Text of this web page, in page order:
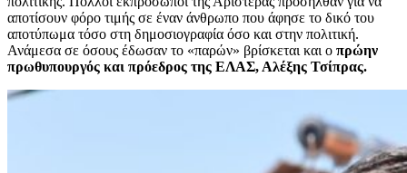
αποτίσουν φόρο τιμής σε έναν άνθρωπο που άφησε το δικό του
αποτύπωμα τόσο στη δημοσιογραφία όσο και στην πολιτική.
Ανάμεσα σε όσους έδωσαν το «παρών» βρίσκεται και ο πρώην
πρωθυπουργός και πρόεδρος της ΕΛΑΣ, Αλέξης Τσίπρας.